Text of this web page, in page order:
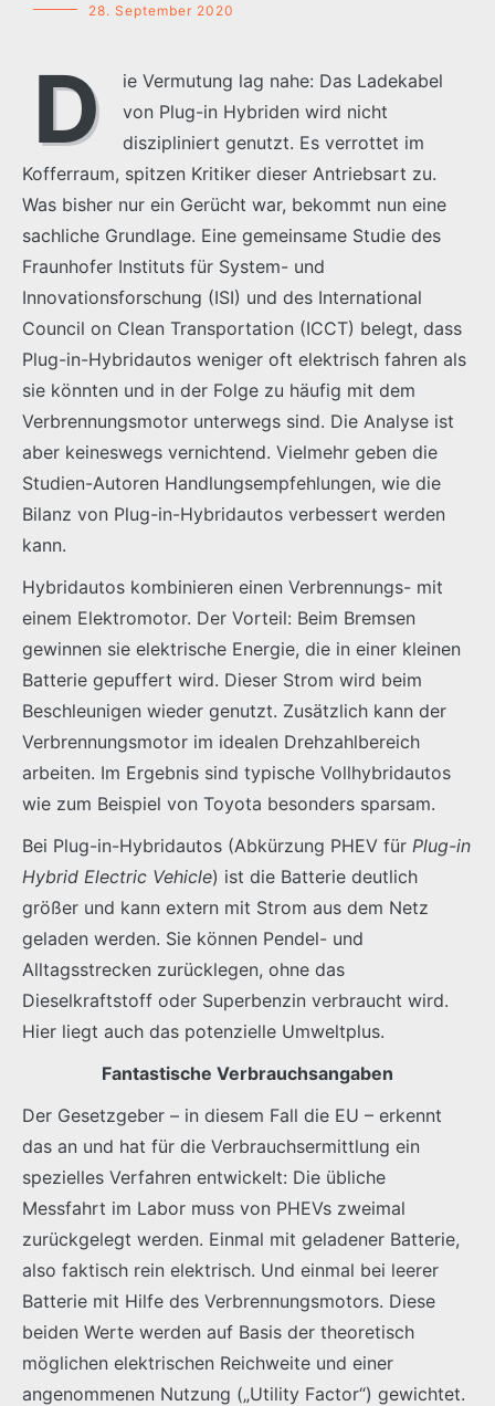
28. September 2020
D
ie Vermutung lag nahe: Das Ladekabel
von Plug-in Hybriden wird nicht
diszipliniert genutzt. Es verrottet im
Kofferraum, spitzen Kritiker dieser Antriebsart zu.
Was bisher nur ein Gerücht war, bekommt nun eine
sachliche Grundlage. Eine gemeinsame Studie des
Fraunhofer Instituts für System- und
Innovationsforschung (ISI) und des International
Council on Clean Transportation (ICCT) belegt, dass
Plug-in-Hybridautos weniger oft elektrisch fahren als
sie könnten und in der Folge zu häufig mit dem
Verbrennungsmotor unterwegs sind. Die Analyse ist
aber keineswegs vernichtend. Vielmehr geben die
Studien-Autoren Handlungsempfehlungen, wie die
Bilanz von Plug-in-Hybridautos verbessert werden
kann.
Hybridautos kombinieren einen Verbrennungs- mit
einem Elektromotor. Der Vorteil: Beim Bremsen
gewinnen sie elektrische Energie, die in einer kleinen
Batterie gepuffert wird. Dieser Strom wird beim
Beschleunigen wieder genutzt. Zusätzlich kann der
Verbrennungsmotor im idealen Drehzahlbereich
arbeiten. Im Ergebnis sind typische Vollhybridautos
wie zum Beispiel von Toyota besonders sparsam.
Bei Plug-in-Hybridautos (Abkürzung PHEV für Plug-in
Hybrid Electric Vehicle) ist die Batterie deutlich
größer und kann extern mit Strom aus dem Netz
geladen werden. Sie können Pendel- und
Alltagsstrecken zurücklegen, ohne das
Dieselkraftstoff oder Superbenzin verbraucht wird.
Hier liegt auch das potenzielle Umweltplus.
Fantastische Verbrauchsangaben
Der Gesetzgeber – in diesem Fall die EU – erkennt
das an und hat für die Verbrauchsermittlung ein
spezielles Verfahren entwickelt: Die übliche
Messfahrt im Labor muss von PHEVs zweimal
zurückgelegt werden. Einmal mit geladener Batterie,
also faktisch rein elektrisch. Und einmal bei leerer
Batterie mit Hilfe des Verbrennungsmotors. Diese
beiden Werte werden auf Basis der theoretisch
möglichen elektrischen Reichweite und einer
angenommenen Nutzung („Utility Factor“) gewichtet.